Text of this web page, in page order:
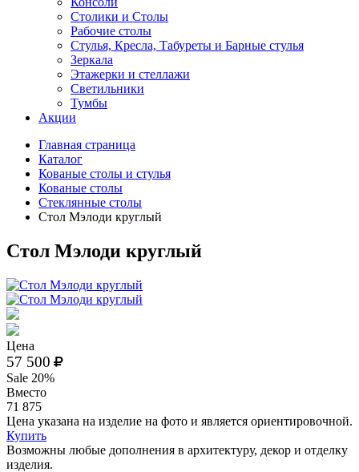
Столики и Столы
Рабочие столы
Стулья, Кресла, Табуреты и Барные стулья
Зеркала
Этажерки и стеллажи
Светильники
Тумбы
Акции
Главная страница
Каталог
Кованые столы и стулья
Кованые столы
Стеклянные столы
Стол Мэлоди круглый
Стол Мэлоди круглый
Цена
57 500
Sale 20%
Вместо
71 875
Цена указана на изделие на фото и является ориентировочной.
Купить
Возможны любые дополнения в архитектуру, декор и отделку
изделия.